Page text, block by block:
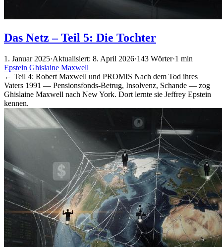
Das Netz – Teil 5: Die Tochter
1. Januar 2025·Aktualisiert: 8. April 2026·143 Wörter·1 min
Epstein Ghislaine Maxwell
← Teil 4: Robert Maxwell und PROMIS Nach dem Tod ihres
Vaters 1991 — Pensionsfonds-Betrug, Insolvenz, Schande — zog
Ghislaine Maxwell nach New York. Dort lernte sie Jeffrey Epstein
kennen.